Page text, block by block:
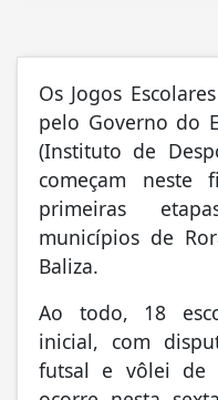
Os Jogos
pelo Governo do
(Instituto de
começam neste
primeiras
municípios de
Baliza.
Ao todo, 18
inicial, com
futsal e vôlei de